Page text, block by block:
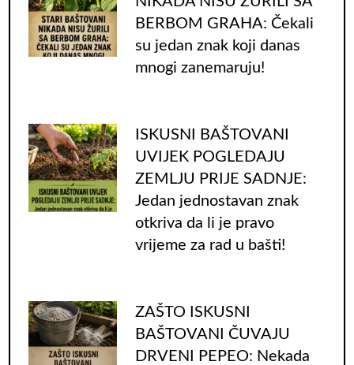
BERBOM GRAHA: Čekali
su jedan znak koji danas
mnogi zanemaruju!
ISKUSNI BAŠTOVANI
UVIJEK POGLEDAJU
ZEMLJU PRIJE SADNJE:
Jedan jednostavan znak
otkriva da li je pravo
vrijeme za rad u bašti!
ZAŠTO ISKUSNI
BAŠTOVANI ČUVAJU
DRVENI PEPEO: Nekada